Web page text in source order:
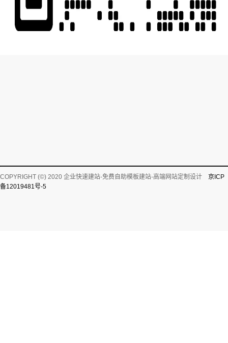
COPYRIGHT (©) 2020 企业快速建站-免费自助模板建站-高端网站定制设计
京ICP
备12019481号-5